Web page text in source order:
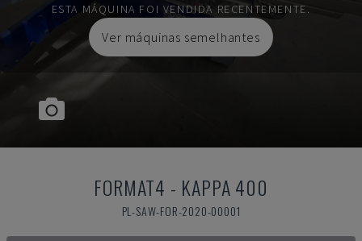
ESTA MÁQUINA FOI VENDIDA RECENTEMENTE.
Ver máquinas semelhantes
FORMAT4 - KAPPA 400
PL-SAW-FOR-2020-00001